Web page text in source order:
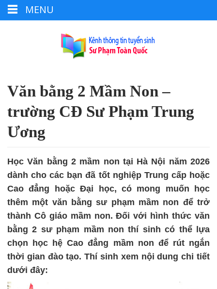
Văn bằng 2 Mầm Non –
trường CĐ Sư Phạm Trung
Ương
Học Văn bằng 2 mầm non tại Hà Nội năm 2026
dành cho các bạn đã tốt nghiệp Trung cấp hoặc
Cao đẳng hoặc Đại học, có mong muốn học
thêm một văn bằng sư phạm mầm non để trở
thành Cô giáo mầm non. Đối với hình thức văn
bằng 2 sư phạm mầm non thí sinh có thể lựa
chọn học hệ Cao đẳng mầm non để rút ngắn
thời gian đào tạo. Thí sinh xem nội dung chi tiết
dưới đây:
MENU